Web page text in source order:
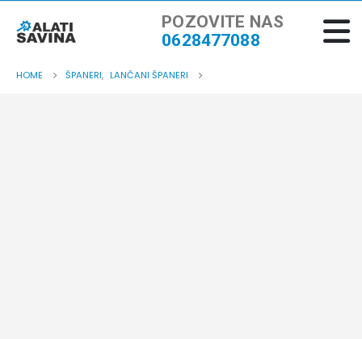
POZOVITE NAS
0628477088
HOME ŠPANERI, LANČANI ŠPANERI